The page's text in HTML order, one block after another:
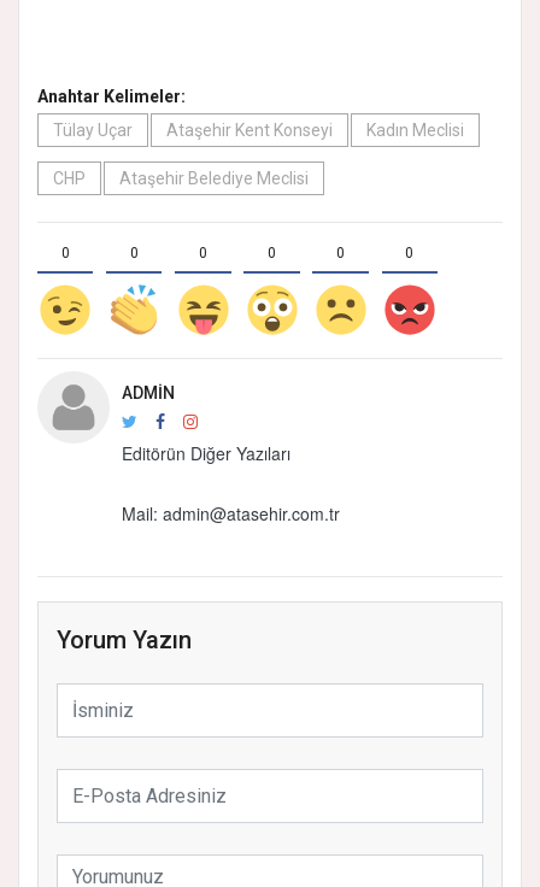
Anahtar Kelimeler:
Tülay Uçar
Ataşehir Kent Konseyi Kadın Meclisi
CHP Ataşehir Belediye Meclisi
0 0 0 0 0 0
ADMIN
Editörün Diğer Yazıları
Mail: admin@atasehir.com.tr
Yorum Yazın